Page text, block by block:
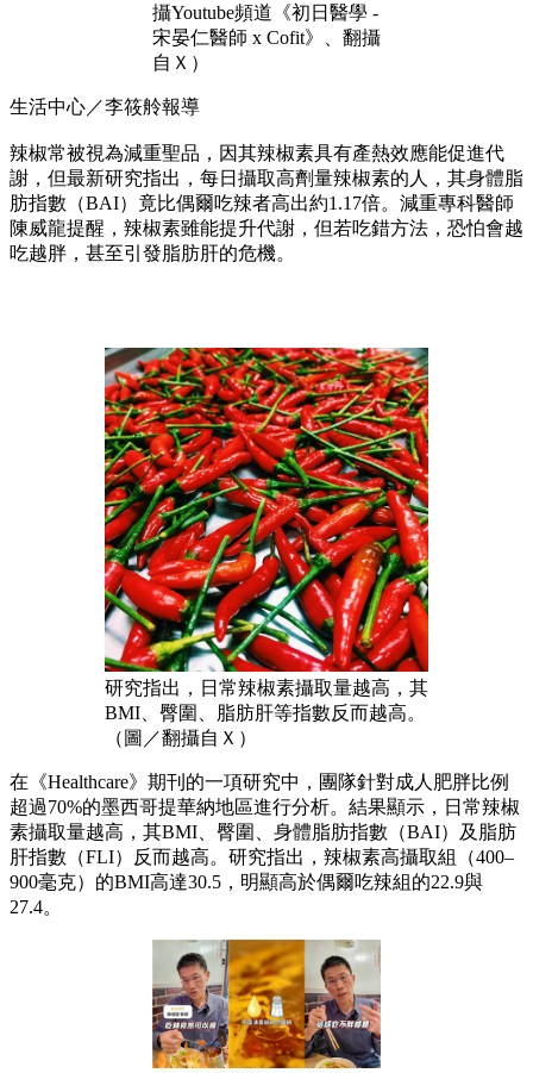
攝Youtube頻道《初日醫學 -
宋晏仁醫師 x Cofit》、翻攝
自Ｘ）
生活中心／李筱舲報導
辣椒常被視為減重聖品，因其辣椒素具有產熱效應能促進代
謝，但最新研究指出，每日攝取高劑量辣椒素的人，其身體脂
肪指數（BAI）竟比偶爾吃辣者高出約1.17倍。減重專科醫師
陳威龍提醒，辣椒素雖能提升代謝，但若吃錯方法，恐怕會越
吃越胖，甚至引發脂肪肝的危機。
研究指出，日常辣椒素攝取量越高，其
BMI、臀圍、脂肪肝等指數反而越高。
（圖／翻攝自Ｘ）
在《Healthcare》期刊的一項研究中，團隊針對成人肥胖比例
超過70%的墨西哥提華納地區進行分析。結果顯示，日常辣椒
素攝取量越高，其BMI、臀圍、身體脂肪指數（BAI）及脂肪
肝指數（FLI）反而越高。研究指出，辣椒素高攝取組（400–
900毫克）的BMI高達30.5，明顯高於偶爾吃辣組的22.9與
27.4。